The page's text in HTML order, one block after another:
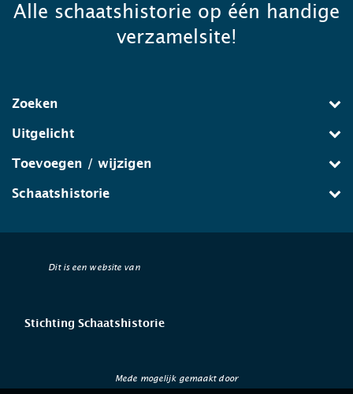
Alle schaatshistorie op één handige
verzamelsite!
Zoeken
Uitgelicht
Toevoegen / wijzigen
Schaatshistorie
Dit is een website van
Stichting Schaatshistorie
Mede mogelijk gemaakt door